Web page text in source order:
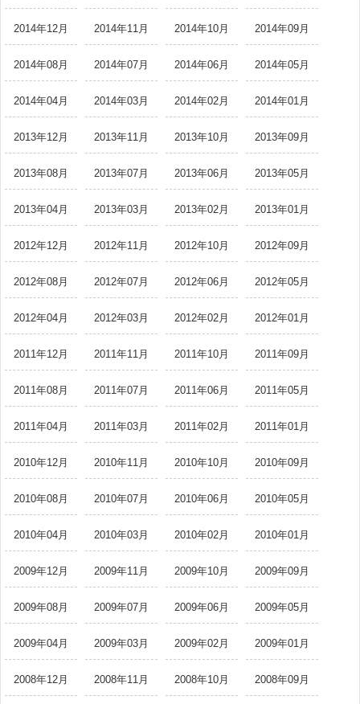
2014年12月 2014年11月 2014年10月 2014年09月
2014年08月 2014年07月 2014年06月 2014年05月
2014年04月 2014年03月 2014年02月 2014年01月
2013年12月 2013年11月 2013年10月 2013年09月
2013年08月 2013年07月 2013年06月 2013年05月
2013年04月 2013年03月 2013年02月 2013年01月
2012年12月 2012年11月 2012年10月 2012年09月
2012年08月 2012年07月 2012年06月 2012年05月
2012年04月 2012年03月 2012年02月 2012年01月
2011年12月 2011年11月 2011年10月 2011年09月
2011年08月 2011年07月 2011年06月 2011年05月
2011年04月 2011年03月 2011年02月 2011年01月
2010年12月 2010年11月 2010年10月 2010年09月
2010年08月 2010年07月 2010年06月 2010年05月
2010年04月 2010年03月 2010年02月 2010年01月
2009年12月 2009年11月 2009年10月 2009年09月
2009年08月 2009年07月 2009年06月 2009年05月
2009年04月 2009年03月 2009年02月 2009年01月
2008年12月 2008年11月 2008年10月 2008年09月